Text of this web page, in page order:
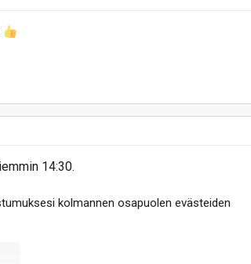
14:30.
kolmannen osapuolen evästeiden